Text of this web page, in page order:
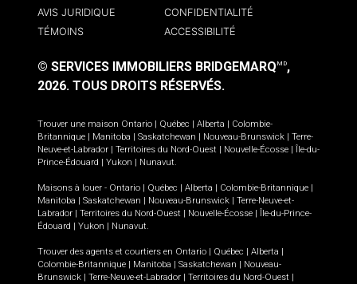
AVIS JURIDIQUE
CONFIDENTIALITÉ
TÉMOINS
ACCESSIBILITÉ
© SERVICES IMMOBILIERS BRIDGEMARQ MD,
2026. TOUS DROITS RÉSERVÉS.
Trouver une maison Ontario Québec Alberta
Colombie-
Britannique
Manitoba Saskatchewan Nouveau-Brunswick
Terre-
Neuve-et-Labrador
Territoires du Nord-Ouest Nouvelle-Écosse
Île-du-
Prince-Édouard
Yukon Nunavut.
Maisons à louer - Ontario Québec Alberta Colombie-Britannique
Manitoba
Saskatchewan Nouveau-Brunswick
Terre-Neuve-et-
Labrador
Territoires du Nord-Ouest Nouvelle-Écosse
Île-du-Prince-
Édouard
Yukon Nunavut.
Trouver des agents et courtiers en Ontario Québec Alberta
Colombie-Britannique
Manitoba Saskatchewan
Nouveau-
Brunswick
Terre-Neuve-et-Labrador Territoires du Nord-Ouest